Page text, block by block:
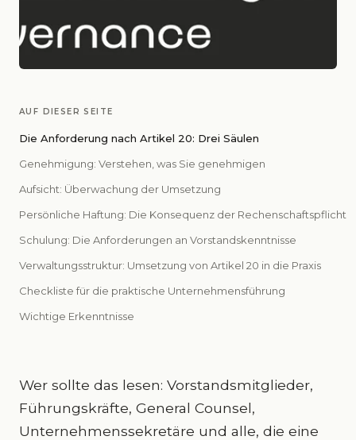
AUF DIESER SEITE
Die Anforderung nach Artikel 20: Drei Säulen
Genehmigung: Verstehen, was Sie genehmigen
Aufsicht: Überwachung der Umsetzung
Persönliche Haftung: Die Konsequenz der Rechenschaftspflicht
Schulung: Die Anforderungen an Vorstandskenntnisse
Verwaltungsstruktur: Umsetzung von Artikel 20 in die Praxis
Checkliste für die praktische Unternehmensführung
Wichtige Erkenntnisse
Wer sollte das lesen: Vorstandsmitglieder,
Führungskräfte, General Counsel,
Unternehmenssekretäre und alle, die eine